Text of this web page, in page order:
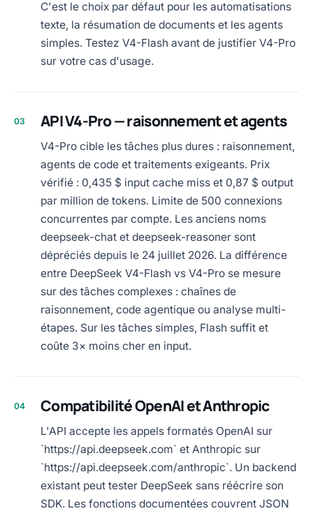
C'est le choix par défaut pour les automatisations
texte, la résumation de documents et les agents
simples. Testez V4-Flash avant de justifier V4-Pro
sur votre cas d'usage.
03 API V4-Pro — raisonnement et agents
V4-Pro cible les tâches plus dures : raisonnement,
agents de code et traitements exigeants. Prix
vérifié : 0,435 $ input cache miss et 0,87 $ output
par million de tokens. Limite de 500 connexions
concurrentes par compte. Les anciens noms
deepseek-chat et deepseek-reasoner sont
dépréciés depuis le 24 juillet 2026. La différence
entre DeepSeek V4-Flash vs V4-Pro se mesure
sur des tâches complexes : chaînes de
raisonnement, code agentique ou analyse multi-
étapes. Sur les tâches simples, Flash suffit et
coûte 3× moins cher en input.
04 Compatibilité OpenAI et Anthropic
L'API accepte les appels formatés OpenAI sur
`https://api.deepseek.com` et Anthropic sur
`https://api.deepseek.com/anthropic`. Un backend
existant peut tester DeepSeek sans réécrire son
SDK. Les fonctions documentées couvrent JSON